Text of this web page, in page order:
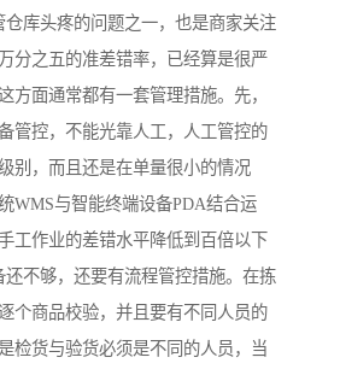
仓库头疼的问题之一，也是商家关注
分之五的准差错率，已经算是很严
方面通常都有一套管理措施。先，
管控，不能光靠人工，人工管控的
别，而且还是在单量很小的情况
WMS与智能终端设备PDA结合运
工作业的差错水平降低到百倍以下
还不够，还要有流程管控措施。在拣
个商品校验，并且要有不同人员的
检货与验货必须是不同的人员，当